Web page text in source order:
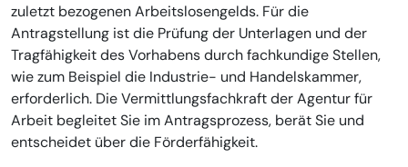
zuletzt bezogenen Arbeitslosengelds. Für die
Antragstellung ist die Prüfung der Unterlagen und der
Tragfähigkeit des Vorhabens durch fachkundige Stellen,
wie zum Beispiel die Industrie- und Handelskammer,
erforderlich. Die Vermittlungsfachkraft der Agentur für
Arbeit begleitet Sie im Antragsprozess, berät Sie und
entscheidet über die Förderfähigkeit.